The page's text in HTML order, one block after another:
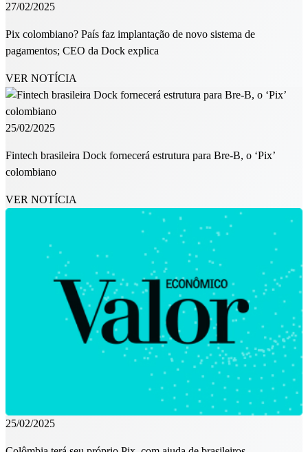
27/02/2025
Pix colombiano? País faz implantação de novo sistema de
pagamentos; CEO da Dock explica
VER NOTÍCIA
25/02/2025
Fintech brasileira Dock fornecerá estrutura para Bre-B, o ‘Pix’
colombiano
VER NOTÍCIA
25/02/2025